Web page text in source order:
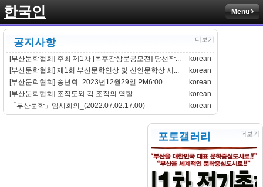
한국인 Menu
공지사항 더보기
[부산문학협회] 주최 제1차 [독후감상문공모전] 당선작...
korean
[부산문학협회] 제1회 부산문학인상 및 신인문학상 시...
korean
[부산문학협회] 송년회_2023년12월29일 PM6:00
korean
[부산문학협회] 조직도와 각 조직의 역할
korean
「부산문학」임시회의_(2022.07.02.17:00)
korean
포토갤러리 더보기